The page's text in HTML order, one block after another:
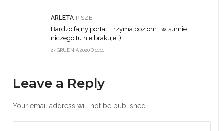
ARLETA PISZE:
27 GRUDNIA 2020 O 11:11
Bardzo fajny portal. Trzyma poziom i w sumie
niczego tu nie brakuje :)
Leave a Reply
Your email address will not be published.